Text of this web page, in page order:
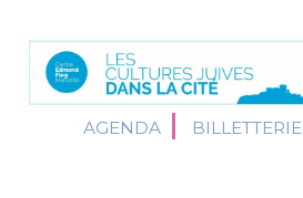
AGENDA BILLETTERIE